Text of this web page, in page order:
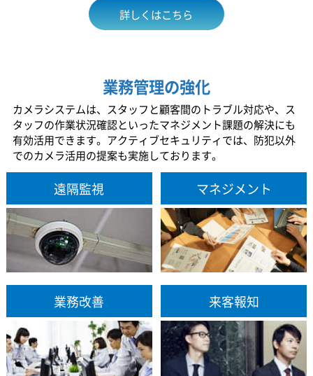
詳しくはこちら
業務管理の強化
カメラシステムは、スタッフと顧客間のトラブル対応や、ス
タッフの作業状況確認といったマネジメント課題の解決にも
有効活用できます。アクティブセキュリティでは、防犯以外
でのカメラ活用の提案も実施しております。
遠隔監視 マネジメント
業務改善 来客報知